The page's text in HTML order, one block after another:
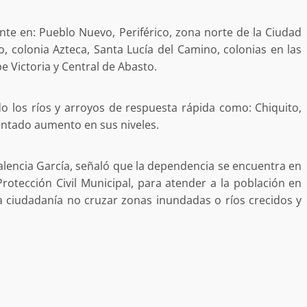
en: Pueblo Nuevo, Periférico, zona norte de la Ciudad
colonia Azteca, Santa Lucía del Camino, colonias en las
Victoria y Central de Abasto.
los ríos y arroyos de respuesta rápida como: Chiquito,
aumento en sus niveles.
García, señaló que la dependencia se encuentra en
Civil Municipal, para atender a la población en
no cruzar zonas inundadas o ríos crecidos y
Jesús Romero
7 agosto 2026
a la
Pedro